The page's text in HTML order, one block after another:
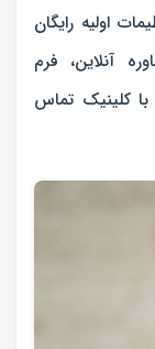
اولیه رایگان
آنلاین، فرم
کلینیک تماس